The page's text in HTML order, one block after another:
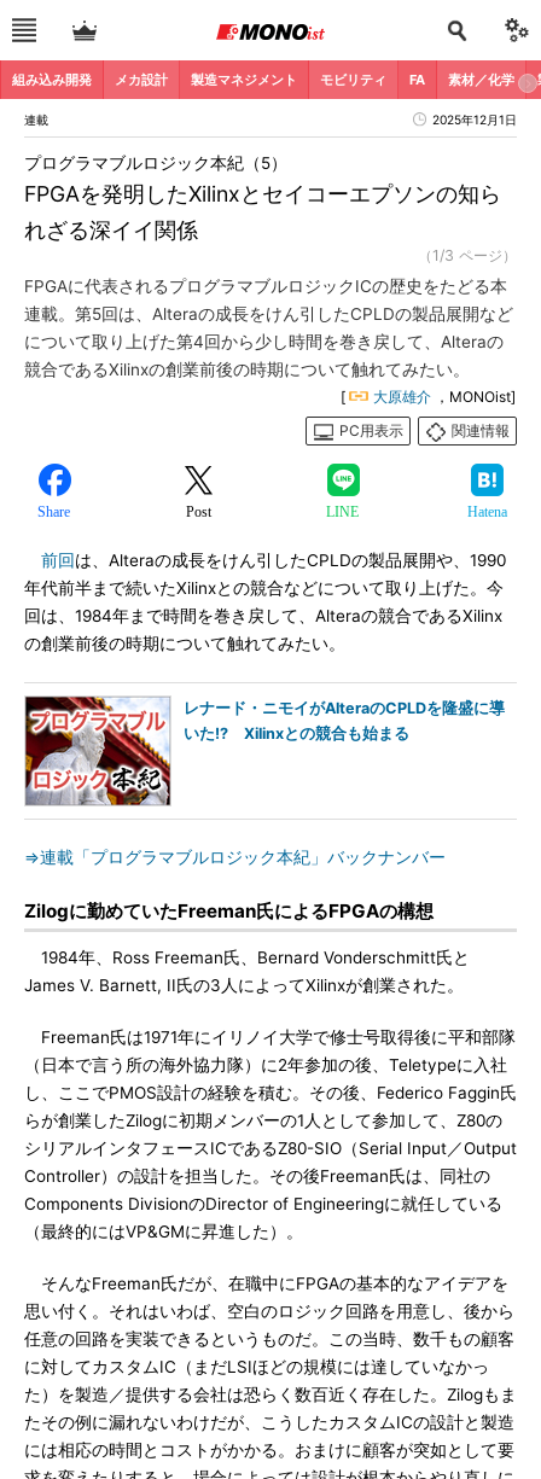
組み込み開発 メカ設計 製造マネジメント モビリティ FA 素材／化学
連載 2025年12月1日
FPGAを発明したXilinxとセイコーエプソンの知ら
れざる深イイ関係
プログラマブルロジック本紀（5）
（1/3 ページ）
FPGAに代表されるプログラマブルロジックICの歴史をたどる本
連載。第5回は、Alteraの成長をけん引したCPLDの製品展開など
について取り上げた第4回から少し時間を巻き戻して、Alteraの
競合であるXilinxの創業前後の時期について触れてみたい。
[ 大原雄介 ，MONOist]
PC用表示
関連情報
Share Post LINE Hatena
前回は、Alteraの成長をけん引したCPLDの製品展開や、1990
年代前半まで続いたXilinxとの競合などについて取り上げた。今
回は、1984年まで時間を巻き戻して、Alteraの競合であるXilinx
の創業前後の時期について触れてみたい。
レナード・ニモイがAlteraのCPLDを隆盛に導
いた!? Xilinxとの競合も始まる
⇒連載「プログラマブルロジック本紀」バックナンバー
Zilogに勤めていたFreeman氏によるFPGAの構想
1984年、Ross Freeman氏、Bernard Vonderschmitt氏と
James V. Barnett, II氏の3人によってXilinxが創業された。
Freeman氏は1971年にイリノイ大学で修士号取得後に平和部隊
（日本で言う所の海外協力隊）に2年参加の後、Teletypeに入社
し、ここでPMOS設計の経験を積む。その後、Federico Faggin氏
らが創業したZilogに初期メンバーの1人として参加して、Z80の
シリアルインタフェースICであるZ80-SIO（Serial Input／Output
Controller）の設計を担当した。その後Freeman氏は、同社の
Components DivisionのDirector of Engineeringに就任している
（最終的にはVP&GMに昇進した）。
そんなFreeman氏だが、在職中にFPGAの基本的なアイデアを
思い付く。それはいわば、空白のロジック回路を用意し、後から
任意の回路を実装できるというものだ。この当時、数千もの顧客
に対してカスタムIC（まだLSIほどの規模には達していなかっ
た）を製造／提供する会社は恐らく数百近く存在した。Zilogもま
たその例に漏れないわけだが、こうしたカスタムICの設計と製造
には相応の時間とコストがかかる。おまけに顧客が突如として要